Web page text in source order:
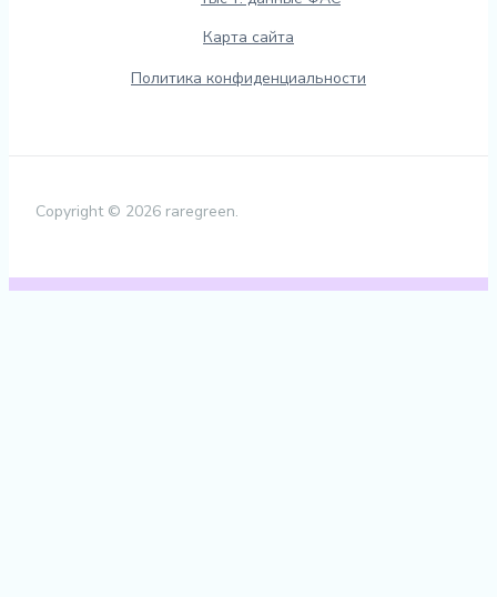
Карта сайта
Политика конфиденциальности
Copyright © 2026 raregreen.